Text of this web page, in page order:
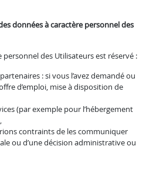
données à caractère personnel des
personnel des Utilisateurs est réservé :
: si vous l’avez demandé ou
d’emploi, mise à disposition de
(par exemple pour l’hébergement
contraints de les communiquer
ou d’une décision administrative ou